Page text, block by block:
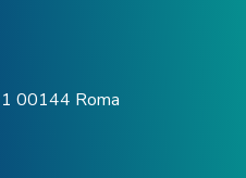
00144 Roma